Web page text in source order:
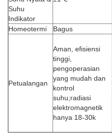
Suhu
Indikator
Homeotermi Bagus
Petualangan
Aman, efisiensi
tinggi,
pengoperasian
yang mudah dan
kontrol
suhu;radiasi
elektromagnetik
hanya 18-30k